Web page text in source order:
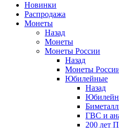
Новинки
Распродажа
Монеты
Назад
Монеты
Монеты России
Назад
Монеты
Юбилейные
Назад
ГВС и
200 лет